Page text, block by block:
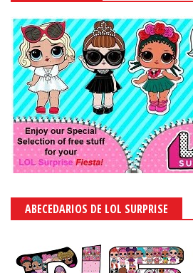
ABECEDARIOS DE LOL SURPRISE